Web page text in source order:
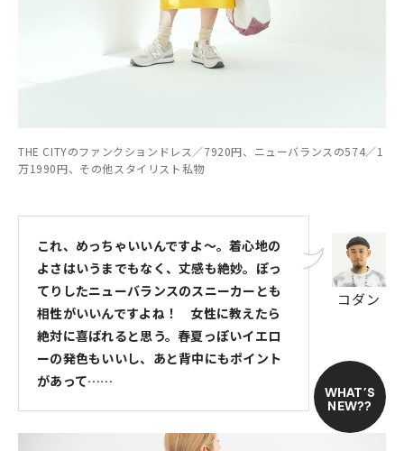
WHAT’S
NEW??
THE CITYのファンクションドレス／7920円、ニューバランスの574／1
万1990円、その他スタイリスト私物
コダン
これ、めっちゃいいんですよ～。着心地の
よさはいうまでもなく、丈感も絶妙。ぽっ
てりしたニューバランスのスニーカーとも
相性がいいんですよね！ 女性に教えたら
絶対に喜ばれると思う。春夏っぽいイエロ
ーの発色もいいし、あと背中にもポイント
があって……